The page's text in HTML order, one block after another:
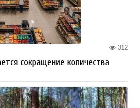
312
сокращение количества